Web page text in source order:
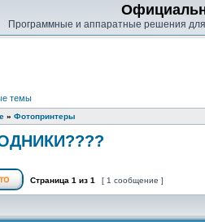
Программные и аппаратные решения
темы
» Фотопринтеры
Страница 1 из 1 [ 1 сообщение ]